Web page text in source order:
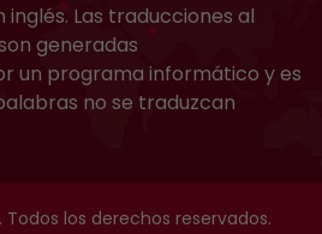
inglés. Las traducciones al
generadas
un programa informático y es
no se traduzcan
Todos los derechos reservados.